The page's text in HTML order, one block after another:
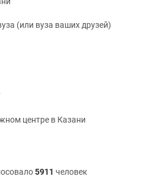
(или вуза ваших друзей)
центре в Казани
5911 человек